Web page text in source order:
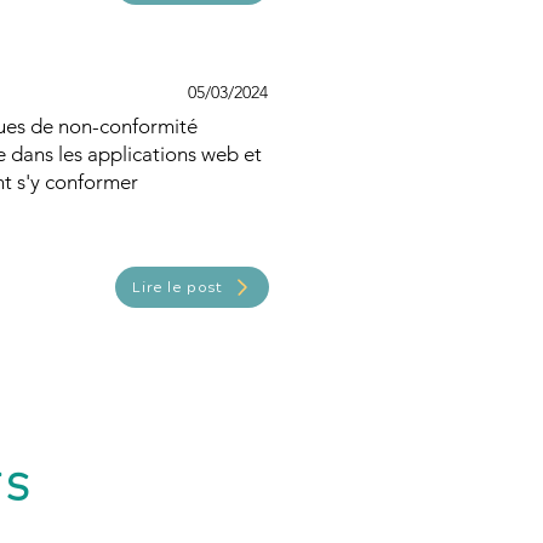
05/03/2024
de non-conformité
dans les applications web et
s'y conformer
Lire le post